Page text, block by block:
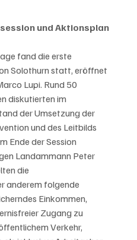
und Aktionsplan
fand die erste
Solothurn statt, eröffnet
Lupi. Rund 50
diskutierten im
der Umsetzung der
und des Leitbilds
Ende der Session
Landammann Peter
die
anderem folgende
Einkommen,
Zugang zu
Verkehr,